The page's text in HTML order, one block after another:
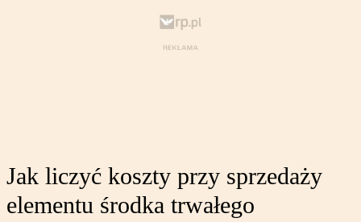
Jak liczyć koszty przy sprzedaży
elementu środka trwałego